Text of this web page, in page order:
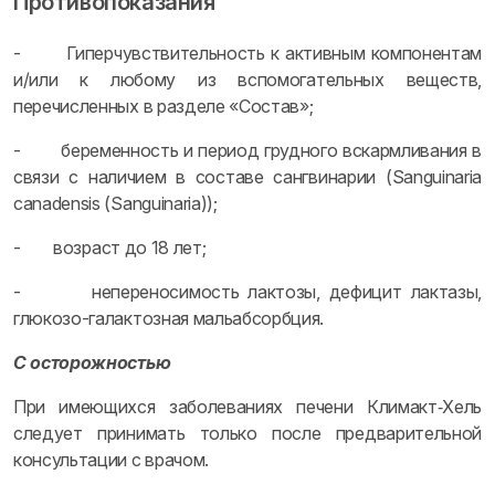
- Гиперчувствительность к активным компонентам
и/или к любому из вспомогательных веществ,
перечисленных в разделе «Состав»;
- беременность и период грудного вскармливания в
связи с наличием в составе сангвинарии (Sanguinaria
canadensis (Sanguinaria));
- возраст до 18 лет;
- непереносимость лактозы, дефицит лактазы,
глюкозо-галактозная мальабсорбция.
С осторожностью
При имеющихся заболеваниях печени Климакт‑Хель
следует принимать только после предварительной
консультации с врачом.